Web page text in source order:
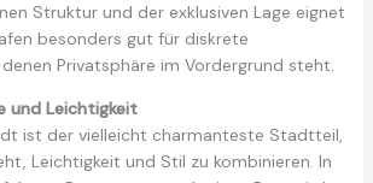
Struktur und der exklusiven Lage eignet
besonders gut für diskrete
Privatsphäre im Vordergrund steht.
und Leichtigkeit
ist der vielleicht charmanteste Stadtteil,
Leichtigkeit und Stil zu kombinieren. In